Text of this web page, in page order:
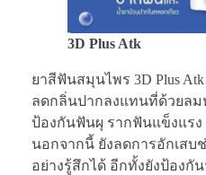
3D Plus Atk
ยาสีฟันสมุนไพร 3D Plus
ลดกลิ่นปากลงแทนที่ด้วยล
ป้องกันฟันผุ รากฟันแข็งแร
นอกจากนี้ ยังลดการอักเสบ
อย่างรู้สึกได้ อีกทั้งยังป้องกั